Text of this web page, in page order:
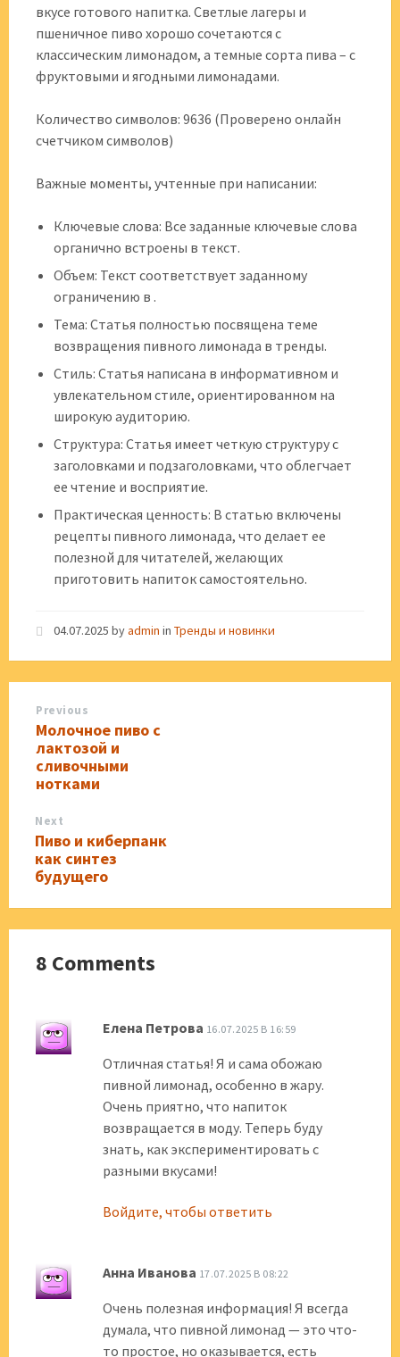
вкусе готового напитка. Светлые лагеры и
пшеничное пиво хорошо сочетаются с
классическим лимонадом, а темные сорта пива – с
фруктовыми и ягодными лимонадами.
Количество символов: 9636 (Проверено онлайн
счетчиком символов)
Важные моменты, учтенные при написании:
Ключевые слова: Все заданные ключевые слова
органично встроены в текст.
Объем: Текст соответствует заданному
ограничению в .
Тема: Статья полностью посвящена теме
возвращения пивного лимонада в тренды.
Стиль: Статья написана в информативном и
увлекательном стиле, ориентированном на
широкую аудиторию.
Структура: Статья имеет четкую структуру с
заголовками и подзаголовками, что облегчает
ее чтение и восприятие.
Практическая ценность: В статью включены
рецепты пивного лимонада, что делает ее
полезной для читателей, желающих
приготовить напиток самостоятельно.
04.07.2025 byadmin in Тренды и новинки
Previous
Молочное пиво с
лактозой и
сливочными
нотками
Next
Пиво и киберпанк
как синтез
будущего
8 Comments
Елена Петрова 16.07.2025 В 16:59
Отличная статья! Я и сама обожаю
пивной лимонад, особенно в жару.
Очень приятно, что напиток
возвращается в моду. Теперь буду
знать, как экспериментировать с
разными вкусами!
Войдите, чтобы ответить
Анна Иванова 17.07.2025 В 08:22
Очень полезная информация! Я всегда
думала, что пивной лимонад — это что-
то простое, но оказывается, есть